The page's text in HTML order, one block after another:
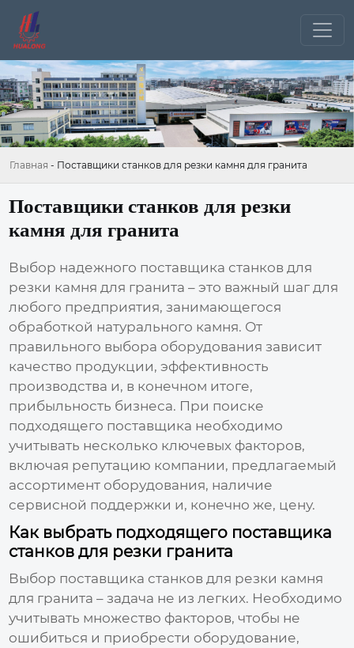
Главная - Поставщики станков для резки камня для гранита
Поставщики станков для резки
камня для гранита
Выбор надежного поставщика станков для
резки камня для гранита – это важный шаг для
любого предприятия, занимающегося
обработкой натурального камня. От
правильного выбора оборудования зависит
качество продукции, эффективность
производства и, в конечном итоге,
прибыльность бизнеса. При поиске
подходящего поставщика необходимо
учитывать несколько ключевых факторов,
включая репутацию компании, предлагаемый
ассортимент оборудования, наличие
сервисной поддержки и, конечно же, цену.
Как выбрать подходящего поставщика
станков для резки гранита
Выбор поставщика станков для резки камня
для гранита – задача не из легких. Необходимо
учитывать множество факторов, чтобы не
ошибиться и приобрести оборудование,